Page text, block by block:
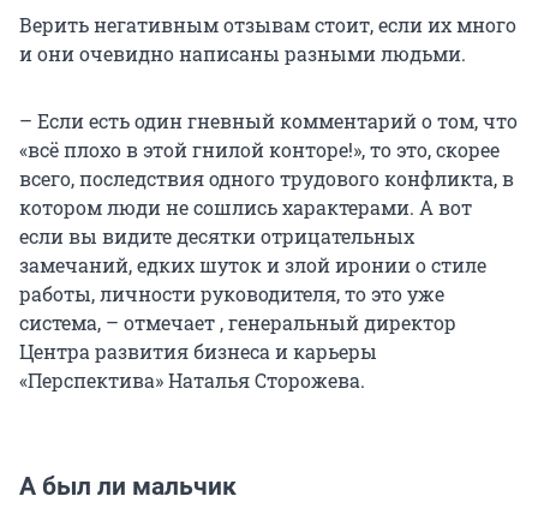
Верить негативным отзывам стоит, если их много
и они очевидно написаны разными людьми.
– Если есть один гневный комментарий о том, что
«всё плохо в этой гнилой конторе!», то это, скорее
всего, последствия одного трудового конфликта, в
котором люди не сошлись характерами. А вот
если вы видите десятки отрицательных
замечаний, едких шуток и злой иронии о стиле
работы, личности руководителя, то это уже
система, – отмечает , генеральный директор
Центра развития бизнеса и карьеры
«Перспектива» Наталья Сторожева.
А был ли мальчик